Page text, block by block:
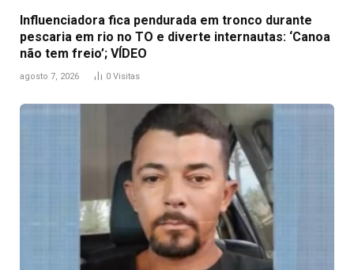
Influenciadora fica pendurada em tronco durante
pescaria em rio no TO e diverte internautas: ‘Canoa
não tem freio’; VÍDEO
agosto 7, 2026 0 Visitas